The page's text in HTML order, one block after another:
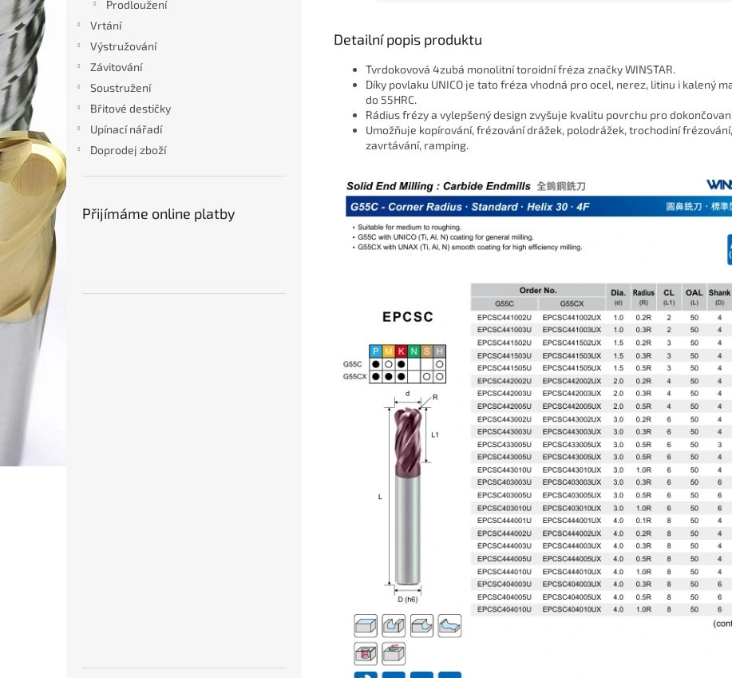
Prodloužení
Vrtání
Výstružování
Závitování
Soustružení
Břitové destičky
Upínací nářadí
Doprodej zboží
Přijímáme online platby
Detailní popis produktu
Tvrdokovová 4zubá monolitní toroidní fréza značky WINSTAR.
Díky povlaku UNICO je tato fréza vhodná pro ocel, nerez, litinu i kalený
do 55HRC.
Rádius frézy a vylepšený design zvyšuje kvalitu povrchu pro
Umožňuje kopírování, frézování drážek, polodrážek, trochodiní frézování,
zavrtávání, ramping.